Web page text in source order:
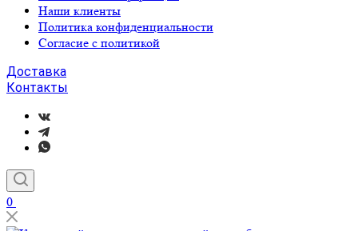
Наши клиенты
Политика конфиденциальности
Согласие с политикой
Доставка
Контакты
0